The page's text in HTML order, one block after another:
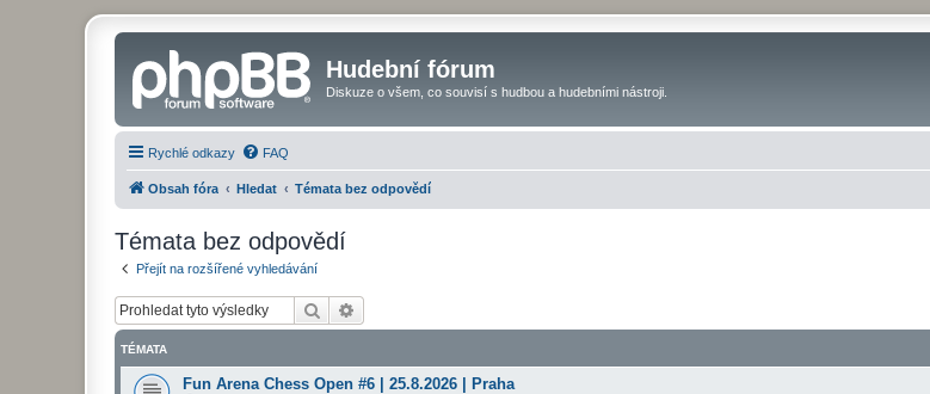
Hudební fórum
Diskuze o všem, co souvisí s hudbou a hudebními nástroji.
Rychlé odkazy FAQ
Obsah fóra Hledat Témata bez odpovědí
Témata bez odpovědí
Přejít na rozšířené vyhledávání
Hledat
TÉMATA
Fun Arena Chess Open #6 | 25.8.2026 | Praha